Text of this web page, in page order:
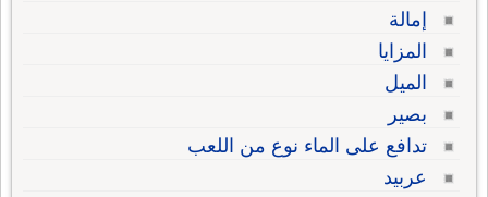
إمالة
المزايا
الميل
بصير
تدافع على الماء نوع من اللعب
عربيد